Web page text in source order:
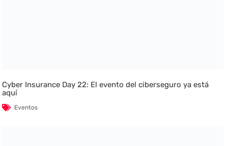
Cyber Insurance Day 22: El evento del ciberseguro ya está
aquí
Eventos